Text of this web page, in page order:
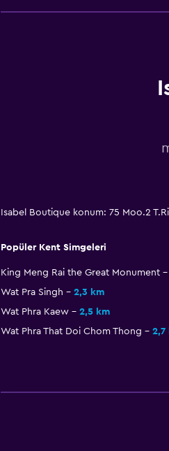
Isabel Boutique konum: 75 Moo.2
Popüler Kent Simgeleri
King Meng Rai the Great Monument
Wat Pra Singh
2,3 km
Wat Phra Kaew
2,5 km
Wat Phra That Doi Chom Thong
2,7